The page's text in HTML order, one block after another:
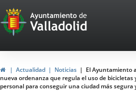
Portal
Web
del
Ayuntamiento
de
HomeActualidad Noticias
El Ayuntamiento
nueva ordenanza que regula el uso de bicicletas
personal para conseguir una ciudad más segura